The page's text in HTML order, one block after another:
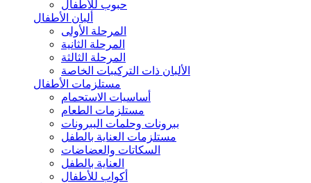
حبوب للأطفال
ألبان الأطفال
المرحلة الأولى
المرحلة الثانية
المرحلة الثالثة
الألبان ذات التركيبات الخاصة
مستلزمات الأطفال
أساسيات الاستحمام
مستلزمات الطعام
ببرونات وحلمات الببرونات
مستلزمات العناية بالطفل
السكاتات والعضاضات
العناية بالطفل
أكواب للأطفال